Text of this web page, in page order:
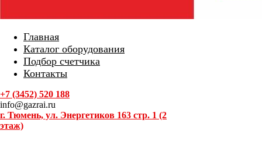
Главная
Каталог оборудования
Подбор счетчика
Контакты
+7 (3452) 520 188
info@gazrai.ru
г. Тюмень, ул. Энергетиков 163 стр. 1 (2
этаж)